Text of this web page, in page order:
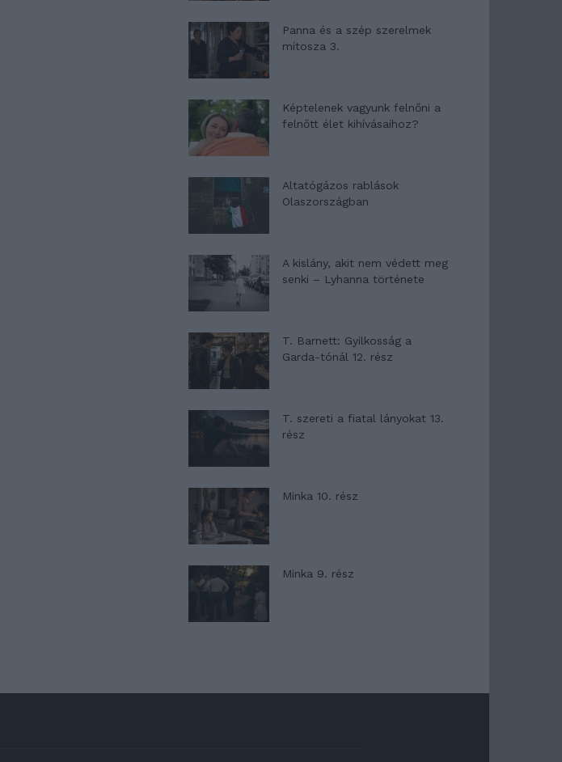
Panna és a szép szerelmek
mítosza 3.
Képtelenek vagyunk felnőni a
felnőtt élet kihívásaihoz?
Altatógázos rablások
Olaszországban
A kislány, akit nem védett meg
senki – Lyhanna története
T. Barnett: Gyilkosság a
Garda-tónál 12. rész
T. szereti a fiatal lányokat 13.
rész
Minka 10. rész
Minka 9. rész